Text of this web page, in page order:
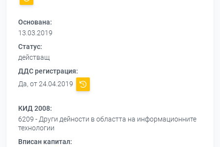
Основана:
13.03.2019
Статус:
действащ
ДДС регистрация:
Да, от 24.04.2019
КИД 2008:
6209 - Други дейности в областта на информационните
технологии
Вписан капитал: